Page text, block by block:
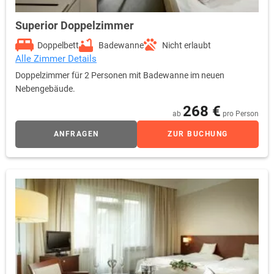
Superior Doppelzimmer
Doppelbett Badewanne Nicht erlaubt
Alle Zimmer Details
Doppelzimmer für 2 Personen mit Badewanne im neuen
Nebengebäude.
ab 268 € pro Person
ANFRAGEN ZUR BUCHUNG